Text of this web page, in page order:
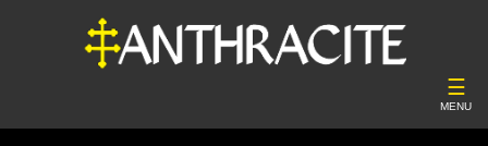
☰
MENU